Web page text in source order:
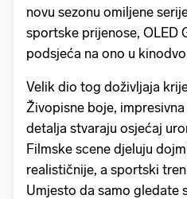
novu sezonu omiljene
sportske prijenose, OLED
podsjeća na ono u
Velik dio tog doživljaja
Živopisne boje,
detalja stvaraju osjećaj
Filmske scene djeluju
realističnije, a sportski
Umjesto da samo gledate